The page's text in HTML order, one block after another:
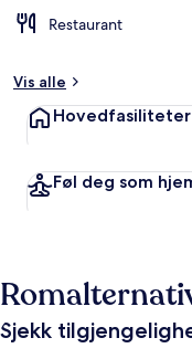
Restaurant
Vis alle
Hovedfasiliteter
Føl deg som
Sjekk